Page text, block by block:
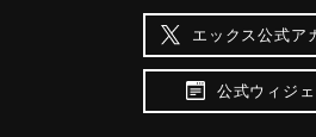
エックス公式ア
公式ウィジェ